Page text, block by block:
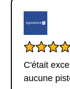
C'était
aucune